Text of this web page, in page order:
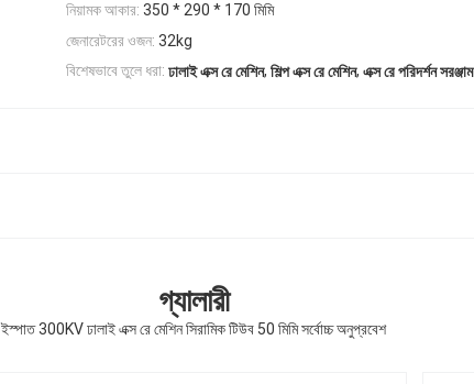
নিয়ামক আকার: 350 * 290 * 170 মিমি
জেনারেটরের ওজন: 32kg
বিশেষভাবে তুলে ধরা: ঢালাই এক্স রে মেশিন, শিল্প এক্স রে মেশিন, এক্স রে পরিদর্শন সরঞ্জাম
গ্যালারী
ইস্পাত 300KV ঢালাই এক্স রে মেশিন সিরামিক টিউব 50 মিমি সর্বোচ্চ অনুপ্রবেশ